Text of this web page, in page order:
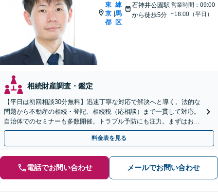
東
京
都
|
練
馬
区
石神井公園駅
から徒歩5分
営業時間：09:00
~18:00（平日）
相続財産調査・鑑定
【平日は初回相談30分無料】迅速丁寧な対応で解決へと導く。法的な
問題から不動産の相続・登記、相続税（応相談）まで一貫して対応。
自治体でのセミナーも多数開催。トラブル予防にも注力。まずはお気
軽にご相談ください
料金表を見る
電話でお問い合わせ メールでお問い合わせ